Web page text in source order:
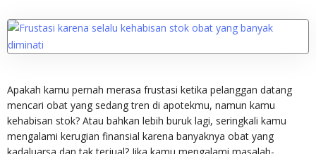
Apakah kamu pernah merasa frustasi ketika pelanggan datang
mencari obat yang sedang tren di apotekmu, namun kamu
kehabisan stok? Atau bahkan lebih buruk lagi, seringkali kamu
mengalami kerugian finansial karena banyaknya obat yang